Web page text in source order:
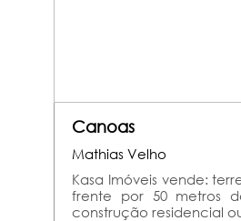
Canoas
Mathias Velho
Kasa Imóveis vende:
frente por 50 metros
construção residencial